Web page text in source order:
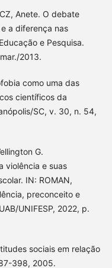
Anete. O debate
a diferença nas
e Pesquisa.
2013.
como uma das
científicos da
SC, v. 30, n. 54,
G.
violência e suas
IN: ROMAN,
preconceito e
UNIFESP, 2022, p.
sociais em relação
398, 2005.